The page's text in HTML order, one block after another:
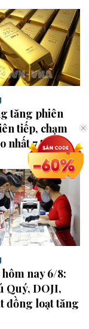
tăng phiên
tiếp, chạm
nhất 7 tuần
hôm nay 6/8:
Quý, DOJI,
đồng loạt tăng